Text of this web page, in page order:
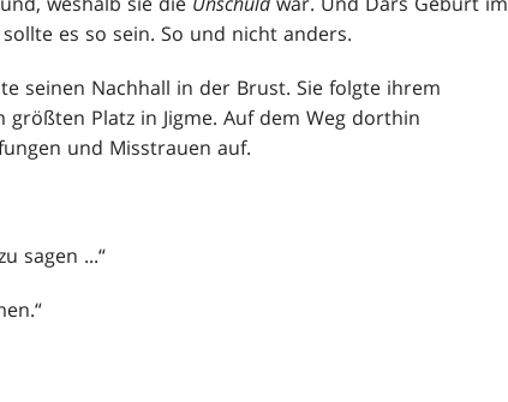
es so sein. So und nicht anders.
seinen Nachhall in der Brust. Sie folgte ihrem
Platz in Jigme. Auf dem Weg dorthin
und Misstrauen auf.
sagen ...“